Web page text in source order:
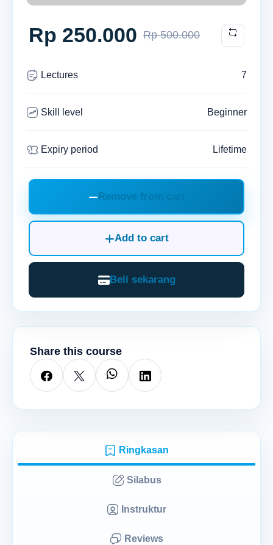
Ringkasan
Silabus
Instruktur
Reviews
Rp 250.000 Rp 500.000
Lectures 7
Skill level Beginner
Expiry period Lifetime
Remove from cart
Add to cart
Beli sekarang
Share this course